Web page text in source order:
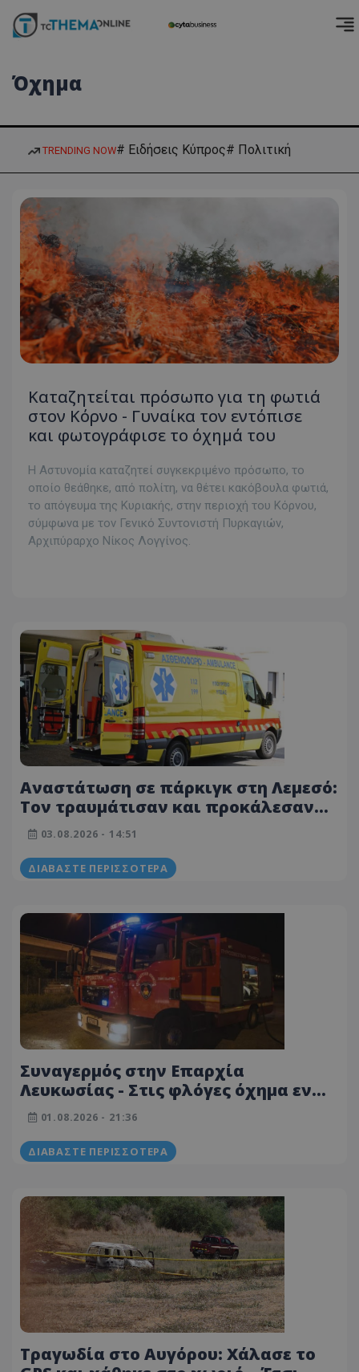
Όχημα
TRENDING NOW# Ειδήσεις Κύπρος# Πολιτική
Καταζητείται πρόσωπο για τη φωτιά
στον Κόρνο - Γυναίκα τον εντόπισε
και φωτογράφισε το όχημά του
Η Αστυνομία καταζητεί συγκεκριμένο πρόσωπο, το
οποίο θεάθηκε, από πολίτη, να θέτει κακόβουλα φωτιά,
το απόγευμα της Κυριακής, στην περιοχή του Κόρνου,
σύμφωνα με τον Γενικό Συντονιστή Πυρκαγιών,
Αρχιπύραρχο Νίκος Λογγίνος.
Αναστάτωση σε πάρκιγκ στη Λεμεσό:
Τον τραυμάτισαν και προκάλεσαν
ζημιές στο όχημά του - Στο
Νοσοκομείο 48χρονος
03.08.2026 - 14:51
ΔΙΑΒΆΣΤΕ ΠΕΡΙΣΣΌΤΕΡΑ
Συναγερμός στην Επαρχία
Λευκωσίας - Στις φλόγες όχημα εν
κινήσει - Δείτε φωτογραφία
01.08.2026 - 21:36
ΔΙΑΒΆΣΤΕ ΠΕΡΙΣΣΌΤΕΡΑ
Τραγωδία στο Αυγόρου: Χάλασε το